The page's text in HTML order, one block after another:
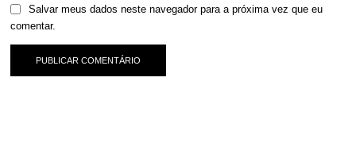
Salvar meus dados neste navegador para a próxima vez que eu
comentar.